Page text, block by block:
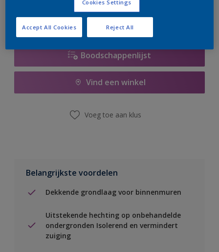
Boodschappenlijst
Vind een winkel
Voeg toe aan klus
Belangrijkste voordelen
Dekkende grondlaag voor binnenmuren
Uitstekende hechting op onbehandelde
ondergronden Isolerend en vermindert
zuiging
Cookies Settings
Reject All
Accept All Cookies